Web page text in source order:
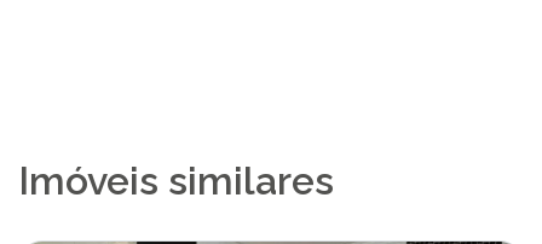
Imóveis similares